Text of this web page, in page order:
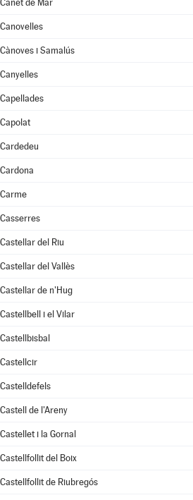
Canet de Mar
Canovelles
Cànoves i Samalús
Canyelles
Capellades
Capolat
Cardedeu
Cardona
Carme
Casserres
Castellar del Riu
Castellar del Vallès
Castellar de n'Hug
Castellbell i el Vilar
Castellbisbal
Castellcir
Castelldefels
Castell de l'Areny
Castellet i la Gornal
Castellfollit del Boix
Castellfollit de Riubregós